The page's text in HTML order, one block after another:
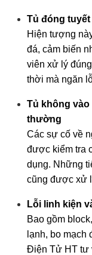
Tủ đóng
Hiện tượng
đá, cảm biến
viên xử lý
thời mà ngăn
Tủ không vào
thường
Các sự cố về
được kiểm tra
dụng. Những
cũng được xử
Lỗi linh kiện
Bao gồm
lạnh, bo
Điện Tử HT tư